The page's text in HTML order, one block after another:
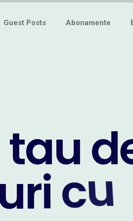
Guest Posts Abonamente
taud
ricu